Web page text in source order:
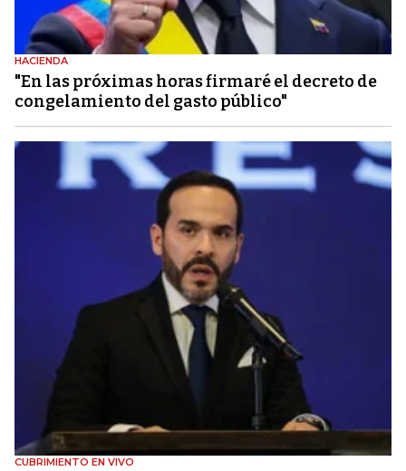
HACIENDA
"En las próximas horas firmaré el decreto de
congelamiento del gasto público"
CUBRIMIENTO EN VIVO